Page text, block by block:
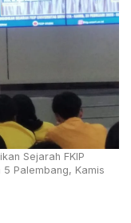
Sejarah FKIP
5 Palembang, Kamis